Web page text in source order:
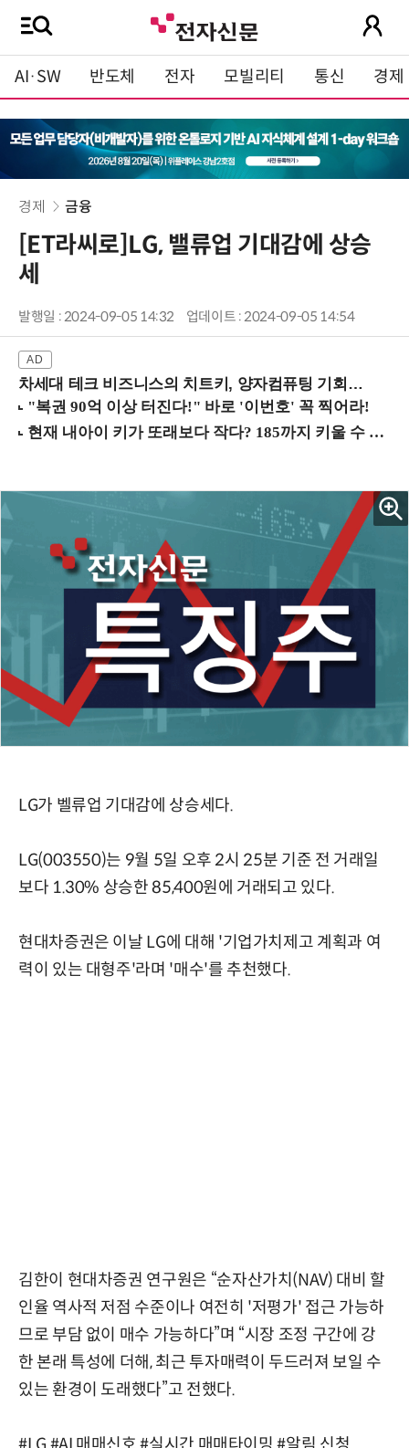
AI·SW 반도체 전자 모빌리티 통신 경제
경제 금융
[ET라씨로]LG, 밸류업 기대감에 상승
세
발행일 : 2024-09-05 14:32 업데이트 : 2024-09-05 14:54
차세대 테크 비즈니스의 치트키, 양자컴퓨팅 기회를 선점하라! (8/28 강남역)
LG가 벨류업 기대감에 상승세다.
LG(003550)는 9월 5일 오후 2시 25분 기준 전 거래일
보다 1.30% 상승한 85,400원에 거래되고 있다.
현대차증권은 이날 LG에 대해 '기업가치제고 계획과 여
력이 있는 대형주'라며 '매수'를 추천했다.
김한이 현대차증권 연구원은 “순자산가치(NAV) 대비 할
인율 역사적 저점 수준이나 여전히 '저평가' 접근 가능하
므로 부담 없이 매수 가능하다”며 “시장 조정 구간에 강
한 본래 특성에 더해, 최근 투자매력이 두드러져 보일 수
있는 환경이 도래했다”고 전했다.